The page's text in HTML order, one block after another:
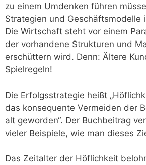
zu einem Umdenken führen
Strategien und Geschäftsmodelle
Die Wirtschaft steht vor einem
der vorhandene Strukturen und
erschüttern wird. Denn: Ältere
Spielregeln!
Die Erfolgsstrategie heißt
das konsequente Vermeiden der
alt geworden“. Der Buchbeitrag
vieler Beispiele, wie man dieses
Das Zeitalter der Höflichkeit